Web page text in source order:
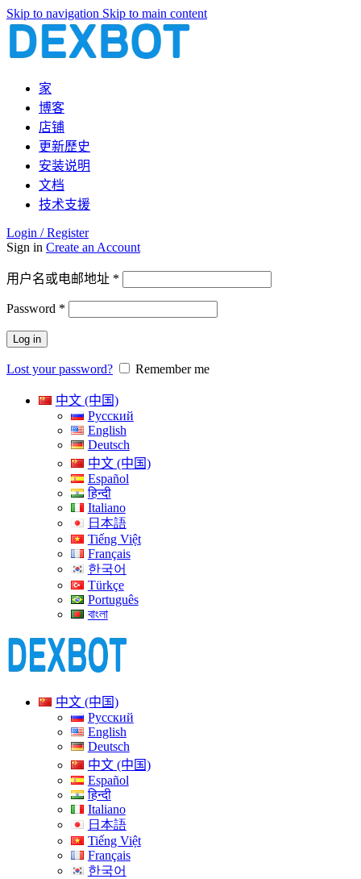
Skip to navigation Skip to main content
家
博客
店铺
更新歷史
安装说明
文档
技术支援
Login / Register
Sign in Create an Account
用户名或电邮地址 *
Password *
Log in
Lost your password? Remember me
中文 (中国)
Русский
English
Deutsch
中文 (中国)
Español
हिन्दी
Italiano
日本語
Tiếng Việt
Français
한국어
Türkçe
Português
বাংলা
中文 (中国)
Русский
English
Deutsch
中文 (中国)
Español
हिन्दी
Italiano
日本語
Tiếng Việt
Français
한국어